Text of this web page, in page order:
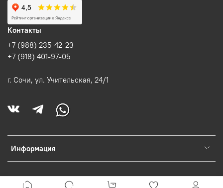
Информация
Контакты
+7 (988) 235-42-23
+7 (918) 401-97-05
г. Сочи, ул. Учительская, 24/1